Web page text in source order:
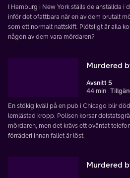
I Hamburg i New York ställs de anställda i
inför det ofattbara när en av dem brutalt
som ett normalt nattskift. Plötsligt är alla
någon av dem vara mördaren?
Murdered
Avsnitt 5
44 min
En stökig kväll på en pub i Chicago blir
lemlästad kropp. Polisen korsar
mördaren, men det krävs ett oväntat
förräderi innan fallet är löst.
Murdered